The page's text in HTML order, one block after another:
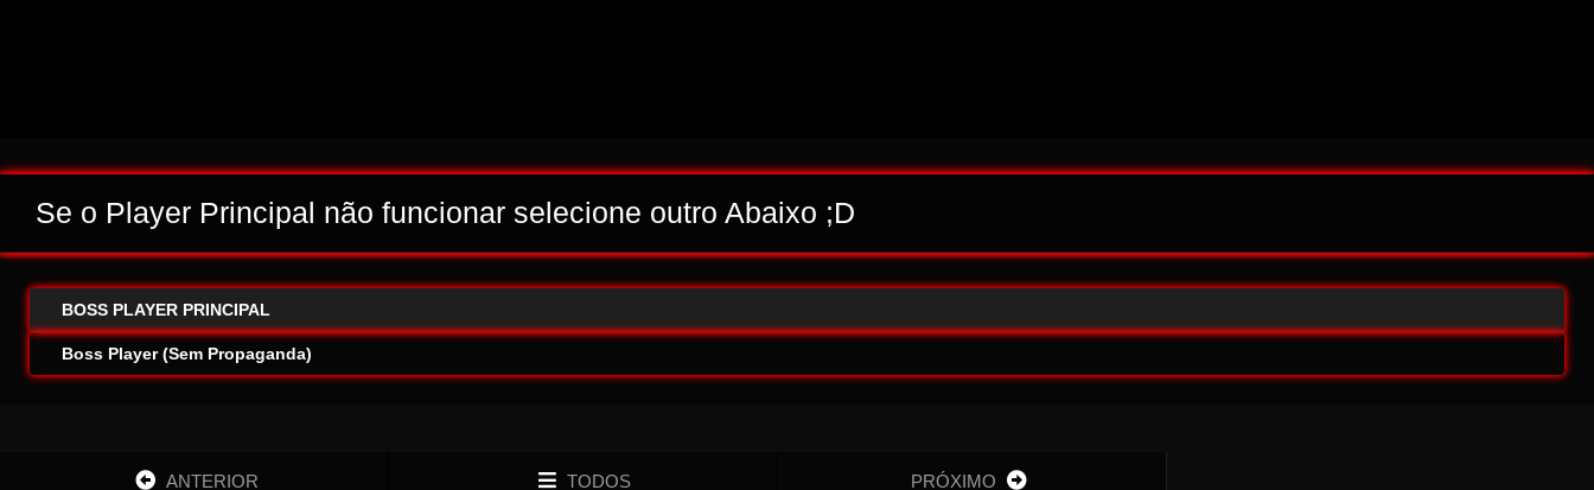
Se o Player Principal não funcionar selecione outro Abaixo ;D
BOSS PLAYER PRINCIPAL
Boss Player (Sem Propaganda)
ANTERIOR TODOS PRÓXIMO